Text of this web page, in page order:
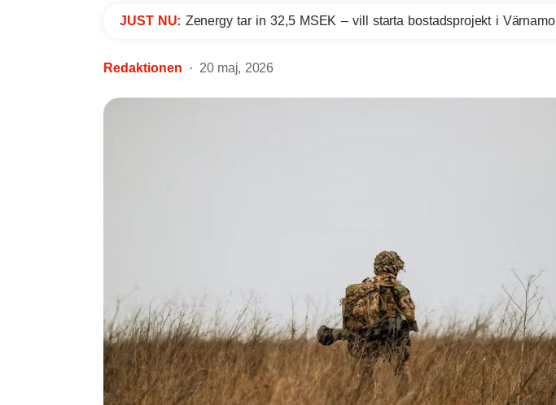
JUST NU: Zenergy tar in 32,5 MSEK – vill starta bostadsprojekt i Värnamo
Redaktionen 20 maj, 2026